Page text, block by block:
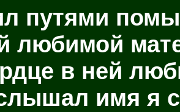
путями
любимой
в ней
имя я